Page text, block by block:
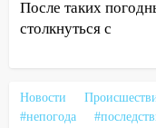
как устраняют
шторма
Орджоникидзе
После таких
столкнуться с
Новости
#непогода